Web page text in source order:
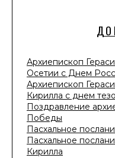
Архиепископ
Осетии с Днем
Архиепископ
Кирилла с днем
Поздравление
Победы
Пасхальное
Пасхальное
Кирилла